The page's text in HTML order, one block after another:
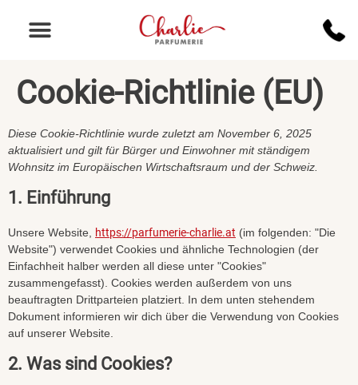
Cookie-Richtlinie (EU)
Diese Cookie-Richtlinie wurde zuletzt am November 6, 2025
aktualisiert und gilt für Bürger und Einwohner mit ständigem
Wohnsitz im Europäischen Wirtschaftsraum und der Schweiz.
1. Einführung
Unsere Website, https://parfumerie-charlie.at (im folgenden: "Die
Website") verwendet Cookies und ähnliche Technologien (der
Einfachheit halber werden all diese unter "Cookies"
zusammengefasst). Cookies werden außerdem von uns
beauftragten Drittparteien platziert. In dem unten stehendem
Dokument informieren wir dich über die Verwendung von Cookies
auf unserer Website.
2. Was sind Cookies?